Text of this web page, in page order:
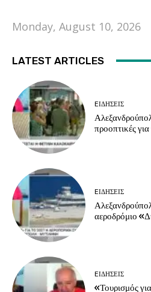
Monday, August 10, 2026
LATEST ARTICLES
EΙΔΗΣΕΙΣ
προοπτικές
EΙΔΗΣΕΙΣ
αεροδρόμιο
EΙΔΗΣΕΙΣ
«Τουρισμός